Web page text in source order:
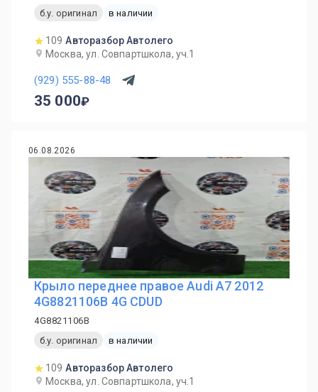
б.у. оригинал
в наличии
109 Авторазбор Автолего
Москва, ул. Совпартшкола, уч.1
(929) 555-88-48
35 000
06.08.2026
Крыло переднее правое Audi A7 2012
4G8821106B 4G CDUD
4G8821106B
б.у. оригинал
в наличии
109 Авторазбор Автолего
Москва, ул. Совпартшкола, уч.1